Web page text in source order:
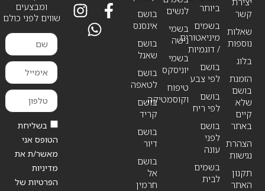
קשר
שאלות
נוספות
בלוג
הזמנת
בושם
שלא
קיים
באתר
הצהרת
נגישות
תקנון
האתר
לנשים
בשמי
נישה
בשמי
יוניסקס
טיפוח
וקוסמטיקה
ביותר
בשמים
מיניאטורים
/ דוגמיות
בושם
לפי צבע
בושם
לפי ריח
בושם
לפני
עונה
בשמים
לבית
בושם
אינסנס
בושם
שאנל
בושם
לטאפה
בושם
קריד
בושם
דיור
בושם
אל
חרמין
ומבצעים
שווים לפני כולם
בשליחת
הטופס אני
מאשר/ת את
מדיניות
הפרטיות של